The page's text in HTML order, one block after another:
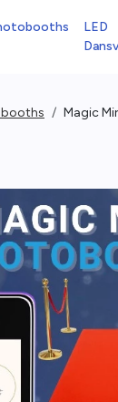
LED
Magic